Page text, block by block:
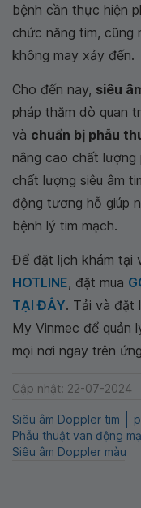
bệnh cần thực hiện
chức năng tim, cũng
không may xảy đến.
Cho đến nay, siêu
pháp thăm dò quan
và chuẩn bị phẫu
nâng cao chất lượng
chất lượng siêu âm
động tương hỗ giúp
bệnh lý tim mạch.
Để đặt lịch khám tại
HOTLINE, đặt mua
TẠI ĐÂY. Tải và đặt
My Vinmec để quản
mọi nơi ngay trên
Cập nhật: 22-07-2024
Siêu âm Doppler tim
Phẫu thuật van động
Siêu âm Doppler màu